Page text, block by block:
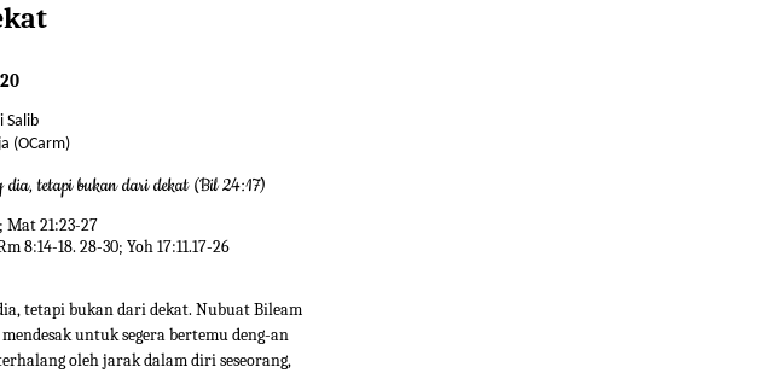
Salib
(OCarm)
dia, tetapi bukan dari dekat (Bil 24:17)
Mat 21:23-27
8:14-18. 28-30; Yoh 17:11.17-26
tetapi bukan dari dekat. Nubuat Bileam
untuk segera bertemu deng-an
oleh jarak dalam diri seseorang,